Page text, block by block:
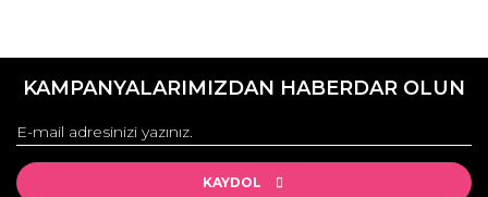
konularda yetersiz gördüğünüz noktaları öneri formunu
Görüş ve önerileriniz için teşekkür ederiz.
Ürün resmi kalitesiz, bozuk veya görüntülenemiyor.
Ürün açıklamasında eksik bilgiler bulunuyor.
KAMPANYALARIMIZDAN HABERDAR OLUN
KAYDOL